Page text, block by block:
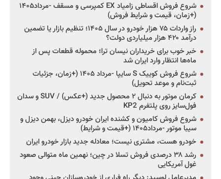
شروع فروش اقساطی زامیاد EX کمپرسی و مسقف -مرداد۱۴۰۵
(+زمان، قیمت و شرایط فروش)
راز واردات ۷۵ هزار خودرو در سال ۱۴۰۵؛ تنظیم بازار یا تضمین
درآمد ۴۲۰ هزار میلیاردی دولت؟
خبر خوب برای خریداران نیسان ترا؛ محموله قطعات پس از
ماه‌ها انتظار وارد ایران شد
شروع فروش کوییک S سایپا -مرداد ۱۴۰۵ (+زمان، جزئیات
ثبت‌نام و موعد تحویل)
کرمان موتور به دنبال ۲ محصول جدید (+عکس) / SUV و سدان
فول‌سایز روی پلتفرم KP2
شروع فروش کامیون و کشنده ایران خودرو دیزل، بهمن دیزل و
سیبا موتور -مرداد۱۴۰۵ (+قیمت و شرایط)
خودرو هست، مشتری نیست؛ معادله جدید بازار خودرو ایران
رشد ۳۸ درصدی فروش تسلا در چین؛ نهمین ماه متوالی صعود
غول آمریکایی